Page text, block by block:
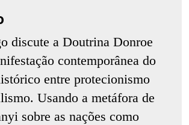
discute a Doutrina Donroe
contemporânea do
entre protecionismo
Usando a metáfora de
sobre as nações como